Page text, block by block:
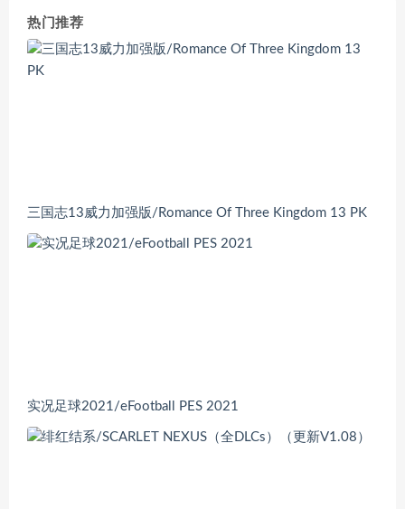
热门推荐
三国志13威力加强版/Romance Of Three Kingdom 13 PK
实况足球2021/eFootball PES 2021